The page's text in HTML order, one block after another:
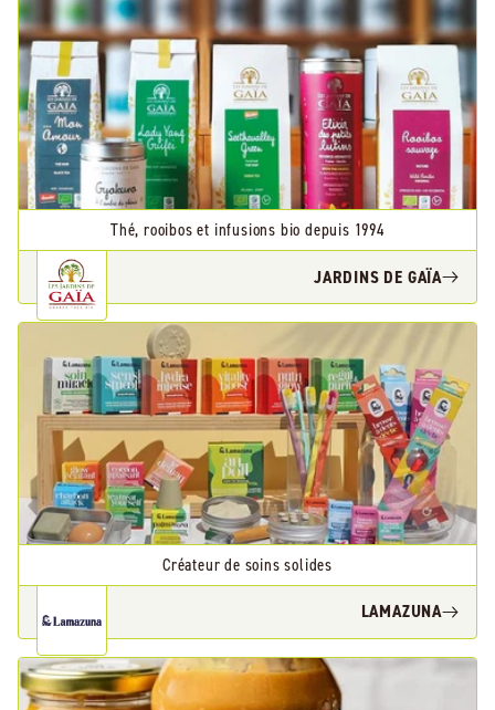
Thé, rooibos et infusions bio depuis 1994
JARDINS DE GAÏA
Créateur de soins solides
LAMAZUNA